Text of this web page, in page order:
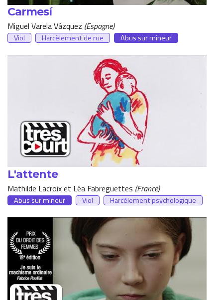
Carmesí
Miguel Varela Vázquez Espagne
Viol Harcèlement de rue Abus sur mineur
L'attente
Mathilde Lacroix et Léa Fabreguettes France
Abus sur mineur Viol Harcèlement psychologique